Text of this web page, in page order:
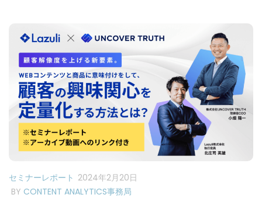
セミナーレポート 2024年2月20日
BY CONTENT ANALYTICS事務局